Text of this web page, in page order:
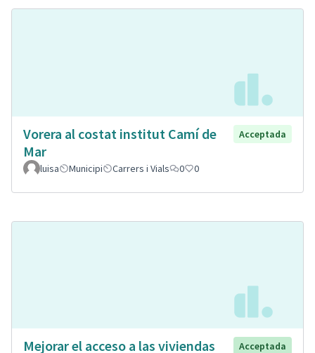
Vorera al costat institut Camí de
Mar
Acceptada
luisa Municipi Carrers i Vials 0 0
Mejorar el acceso a las viviendas Acceptada